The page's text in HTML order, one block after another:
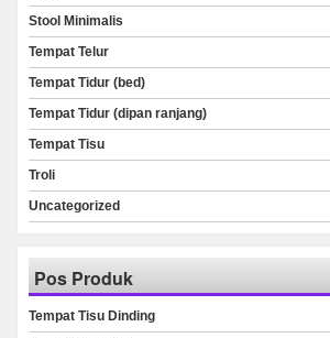
Stool Minimalis
Tempat Telur
Tempat Tidur (bed)
Tempat Tidur (dipan ranjang)
Tempat Tisu
Troli
Uncategorized
Pos Produk
Tempat Tisu Dinding